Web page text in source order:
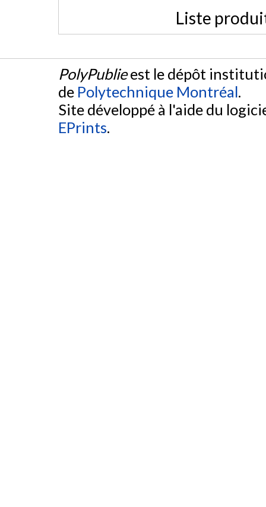
Liste
PolyPublieest le dépôt
de Polytechnique Montréal.
Site développé à l'aide du
EPrints.